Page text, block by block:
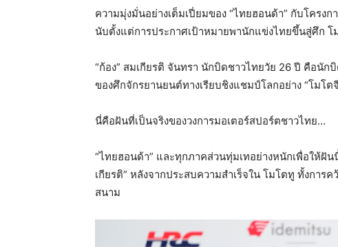
ความมุ่งมั่นอย่างเต็มเปี่ยมของ “ไทยฮอนด้า” กับโครง
นับตั้งแต่การประกาศเป้าหมายพานักแข่งไทยขึ้นสู่ศึก โ
“ก้อง” สมเกียรติ จันทรา นักบิดชาวไทยวัย 26 ปี คือนั
ของศึกจักรยานยนต์ทางเรียบชิงแชมป์โลกอย่าง “โมโต
นี่คือฝันที่เป็นจริงของวงการมอเตอร์สปอร์ตชาวไทย…
“ไทยฮอนด้า” และทุกภาคส่วนทุ่มเทอย่างหนักเพื่อให้ฝั
เกียรติ” หลังจากประสบความสำเร็จใน โมโตทู ทั้งกา
สนาม